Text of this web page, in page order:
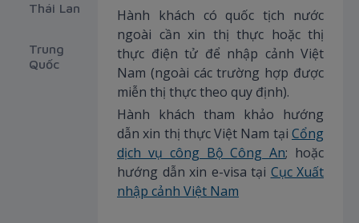
Thái Lan
Trung
Quốc
Hành khách có quốc tịch nước
ngoài cần xin thị thực hoặc thị
thực điện tử để nhập cảnh Việt
Nam (ngoài các trường hợp được
miễn thị thực theo quy định).
Hành khách tham khảo hướng
dẫn xin thị thực Việt Nam tại Cổng
dịch vụ công Bộ Công An; hoặc
hướng dẫn xin e-visa tại Cục Xuất
nhập cảnh Việt Nam